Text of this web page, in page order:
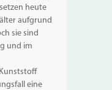
heute
aufgrund
sie sind
und im
eine